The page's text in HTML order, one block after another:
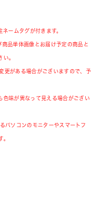
ームタグが付きます。
品単体画像とお届け予定の商品と
。
更がある場合がございますので、予
色味が異なって見える場合がござい
パソコンのモニターやスマートフ